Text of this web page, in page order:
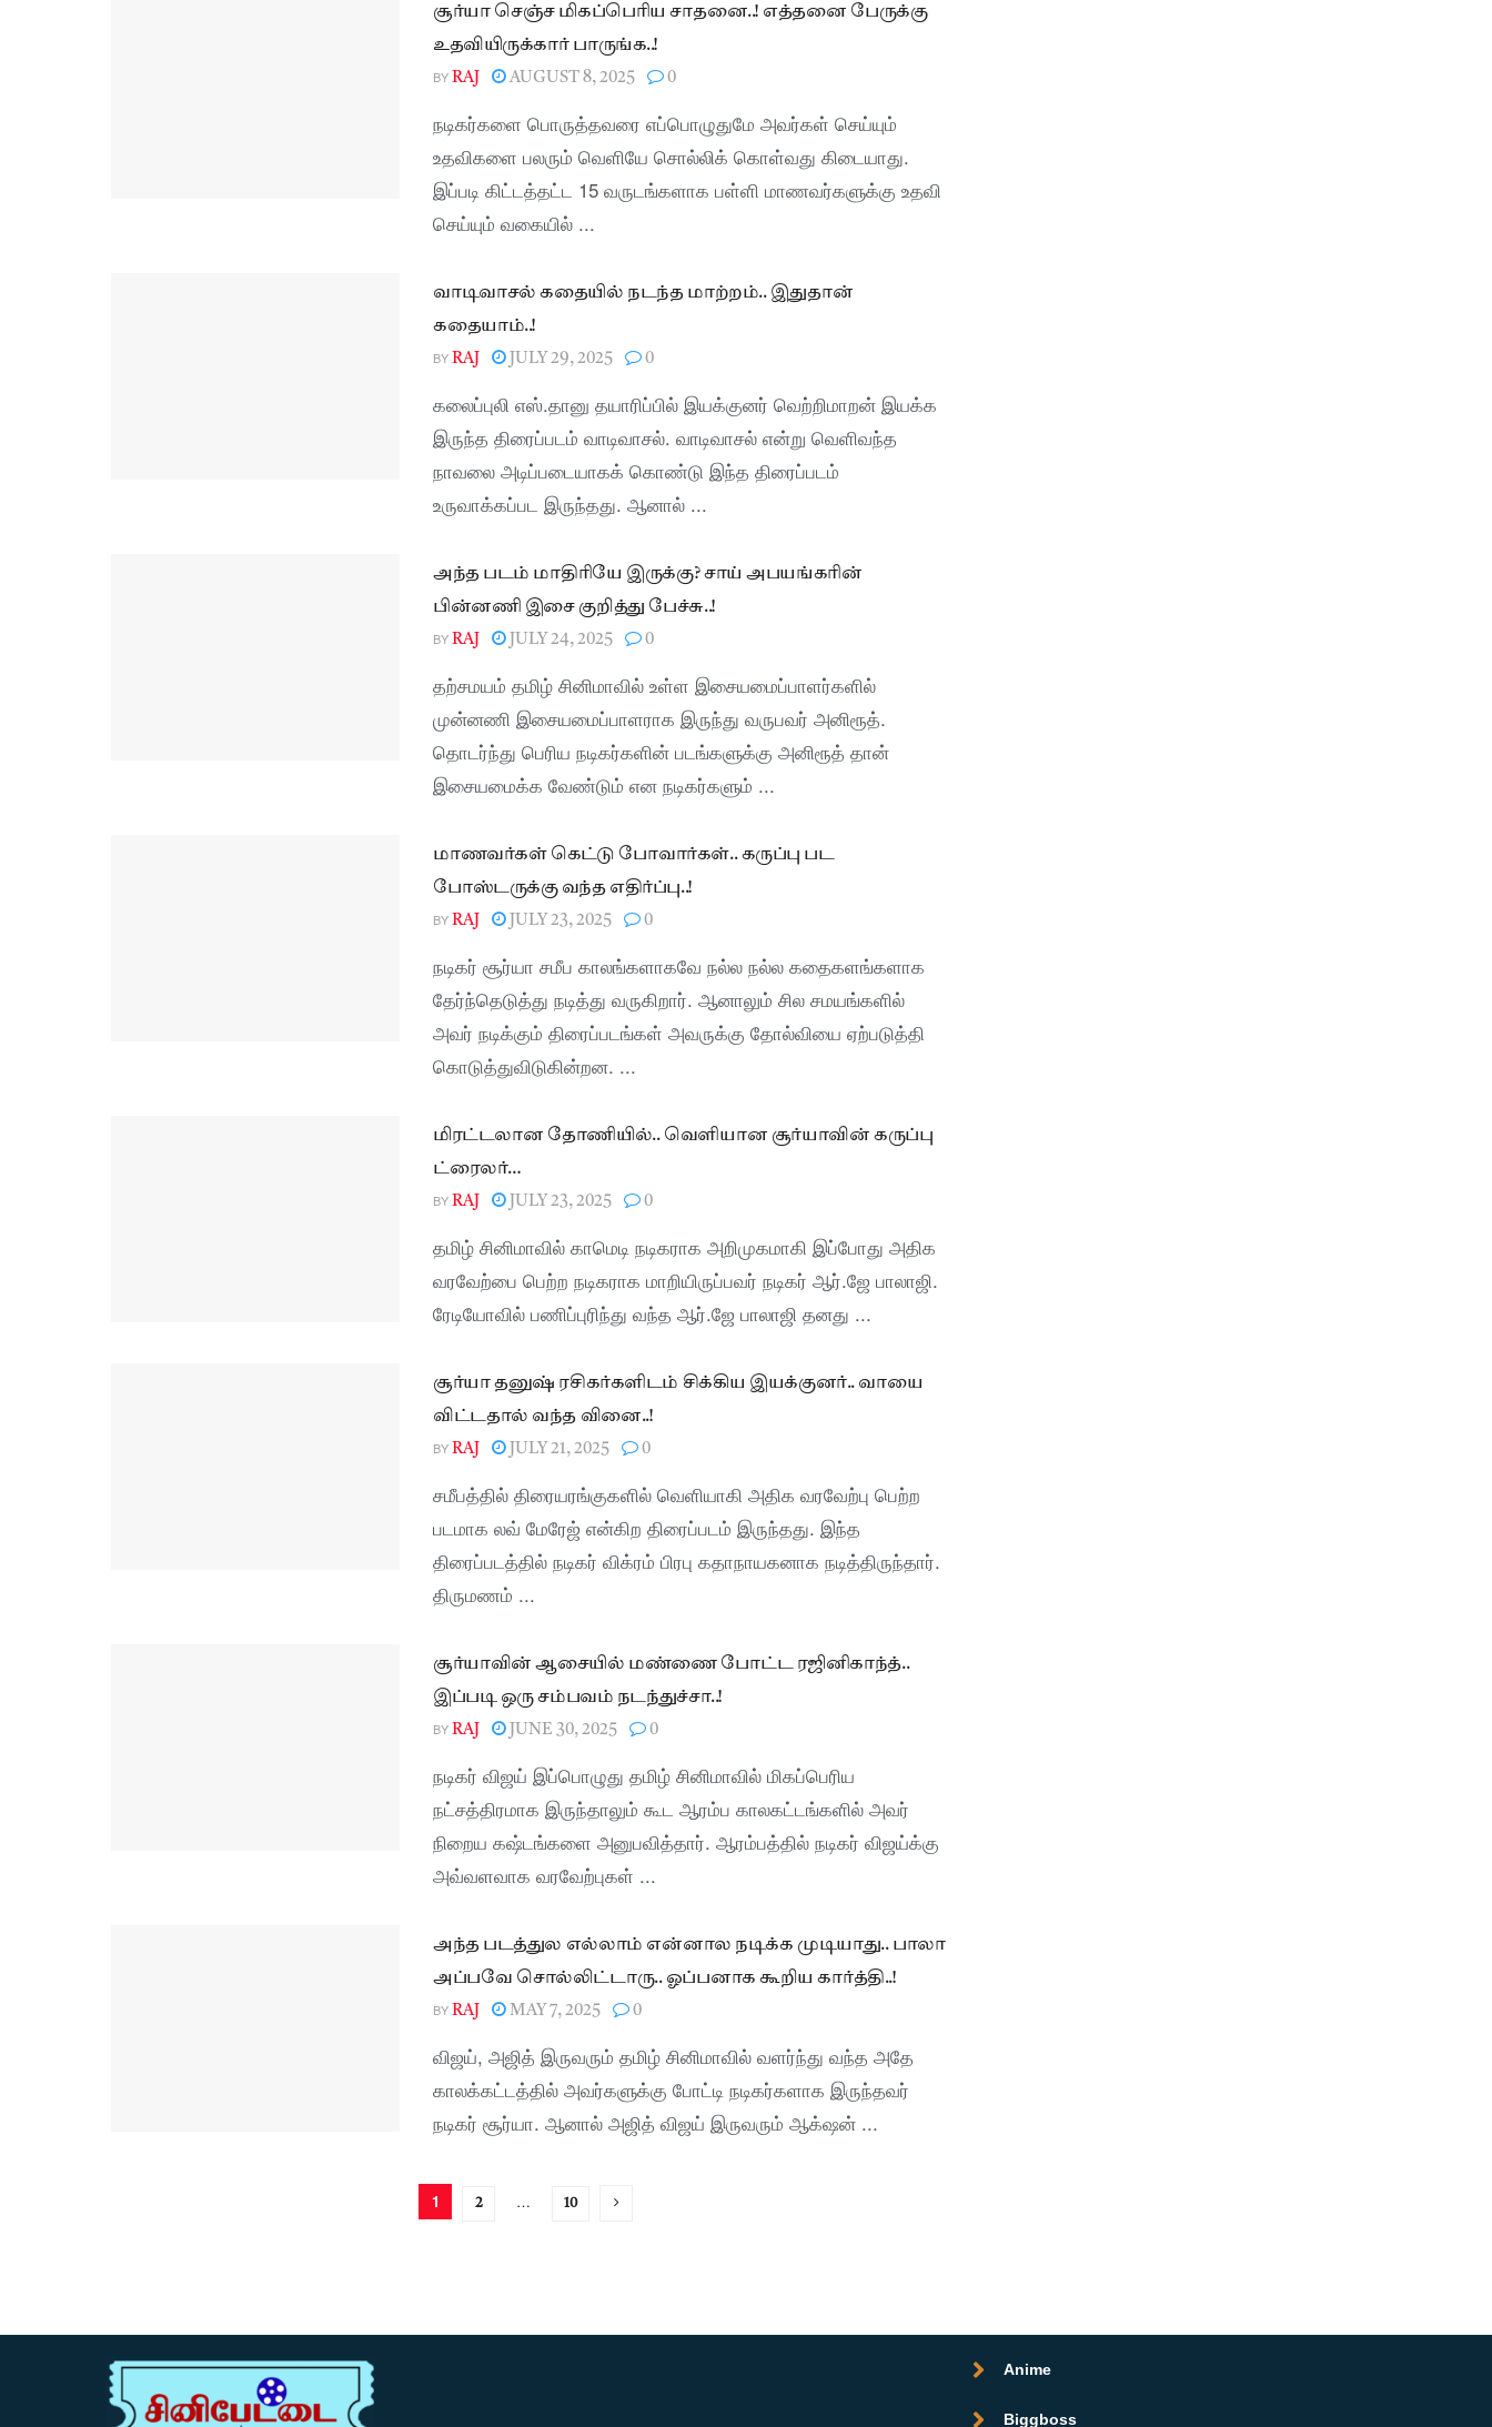
சூர்யா செஞ்ச மிகப்பெரிய சாதனை..! எத்தனை பேருக்கு
உதவியிருக்கார் பாருங்க..!
BY RAJ AUGUST 8, 2025 0
நடிகர்களை பொருத்தவரை எப்பொழுதுமே அவர்கள் செய்யும்
உதவிகளை பலரும் வெளியே சொல்லிக் கொள்வது கிடையாது.
இப்படி கிட்டத்தட்ட 15 வருடங்களாக பள்ளி மாணவர்களுக்கு உதவி
செய்யும் வகையில் ...
வாடிவாசல் கதையில் நடந்த மாற்றம்.. இதுதான்
கதையாம்..!
BY RAJ JULY 29, 2025 0
கலைப்புலி எஸ்.தானு தயாரிப்பில் இயக்குனர் வெற்றிமாறன் இயக்க
இருந்த திரைப்படம் வாடிவாசல். வாடிவாசல் என்று வெளிவந்த
நாவலை அடிப்படையாகக் கொண்டு இந்த திரைப்படம்
உருவாக்கப்பட இருந்தது. ஆனால் ...
அந்த படம் மாதிரியே இருக்கு? சாய் அபயங்கரின்
பின்னணி இசை குறித்து பேச்சு..!
BY RAJ JULY 24, 2025 0
தற்சமயம் தமிழ் சினிமாவில் உள்ள இசையமைப்பாளர்களில்
முன்னணி இசையமைப்பாளராக இருந்து வருபவர் அனிரூத்.
தொடர்ந்து பெரிய நடிகர்களின் படங்களுக்கு அனிரூத் தான்
இசையமைக்க வேண்டும் என நடிகர்களும் ...
மாணவர்கள் கெட்டு போவார்கள்.. கருப்பு பட
போஸ்டருக்கு வந்த எதிர்ப்பு..!
BY RAJ JULY 23, 2025 0
நடிகர் சூர்யா சமீப காலங்களாகவே நல்ல நல்ல கதைகளங்களாக
தேர்ந்தெடுத்து நடித்து வருகிறார். ஆனாலும் சில சமயங்களில்
அவர் நடிக்கும் திரைப்படங்கள் அவருக்கு தோல்வியை ஏற்படுத்தி
கொடுத்துவிடுகின்றன. ...
மிரட்டலான தோணியில்.. வெளியான சூர்யாவின் கருப்பு
ட்ரைலர்…
BY RAJ JULY 23, 2025 0
தமிழ் சினிமாவில் காமெடி நடிகராக அறிமுகமாகி இப்போது அதிக
வரவேற்பை பெற்ற நடிகராக மாறியிருப்பவர் நடிகர் ஆர்.ஜே பாலாஜி.
ரேடியோவில் பணிப்புரிந்து வந்த ஆர்.ஜே பாலாஜி தனது ...
சூர்யா தனுஷ் ரசிகர்களிடம் சிக்கிய இயக்குனர்.. வாயை
விட்டதால் வந்த வினை..!
BY RAJ JULY 21, 2025 0
சமீபத்தில் திரையரங்குகளில் வெளியாகி அதிக வரவேற்பு பெற்ற
படமாக லவ் மேரேஜ் என்கிற திரைப்படம் இருந்தது. இந்த
திரைப்படத்தில் நடிகர் விக்ரம் பிரபு கதாநாயகனாக நடித்திருந்தார்.
திருமணம் ...
சூர்யாவின் ஆசையில் மண்ணை போட்ட ரஜினிகாந்த்..
இப்படி ஒரு சம்பவம் நடந்துச்சா..!
BY RAJ JUNE 30, 2025 0
நடிகர் விஜய் இப்பொழுது தமிழ் சினிமாவில் மிகப்பெரிய
நட்சத்திரமாக இருந்தாலும் கூட ஆரம்ப காலகட்டங்களில் அவர்
நிறைய கஷ்டங்களை அனுபவித்தார். ஆரம்பத்தில் நடிகர் விஜய்க்கு
அவ்வளவாக வரவேற்புகள் ...
அந்த படத்துல எல்லாம் என்னால நடிக்க முடியாது.. பாலா
அப்பவே சொல்லிட்டாரு.. ஓப்பனாக கூறிய கார்த்தி..!
BY RAJ MAY 7, 2025 0
விஜய், அஜித் இருவரும் தமிழ் சினிமாவில் வளர்ந்து வந்த அதே
காலக்கட்டத்தில் அவர்களுக்கு போட்டி நடிகர்களாக இருந்தவர்
நடிகர் சூர்யா. ஆனால் அஜித் விஜய் இருவரும் ஆக்‌ஷன் ...
1 2 … 10
Anime
Biggboss